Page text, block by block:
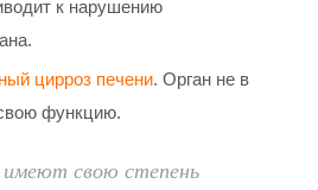
к нарушению
цирроз печени. Орган не в
функцию.
имеют свою степень